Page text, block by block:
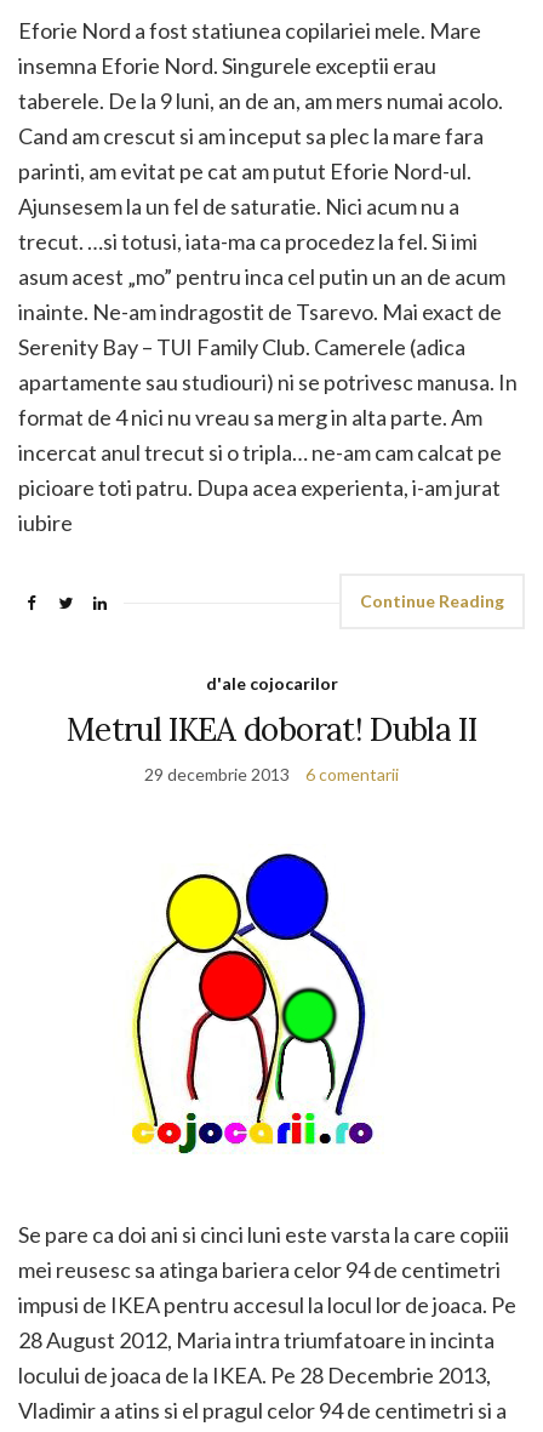
Eforie Nord a fost statiunea copilariei mele. Mare
insemna Eforie Nord. Singurele exceptii erau
taberele. De la 9 luni, an de an, am mers numai acolo.
Cand am crescut si am inceput sa plec la mare fara
parinti, am evitat pe cat am putut Eforie Nord-ul.
Ajunsesem la un fel de saturatie. Nici acum nu a
trecut. …si totusi, iata-ma ca procedez la fel. Si imi
asum acest „mo” pentru inca cel putin un an de acum
inainte. Ne-am indragostit de Tsarevo. Mai exact de
Serenity Bay – TUI Family Club. Camerele (adica
apartamente sau studiouri) ni se potrivesc manusa. In
format de 4 nici nu vreau sa merg in alta parte. Am
incercat anul trecut si o tripla… ne-am cam calcat pe
picioare toti patru. Dupa acea experienta, i-am jurat
iubire
Continue Reading
d'ale cojocarilor
Metrul IKEA doborat! Dubla II
29 decembrie 2013 6 comentarii
Se pare ca doi ani si cinci luni este varsta la care copiii
mei reusesc sa atinga bariera celor 94 de centimetri
impusi de IKEA pentru accesul la locul lor de joaca. Pe
28 August 2012, Maria intra triumfatoare in incinta
locului de joaca de la IKEA. Pe 28 Decembrie 2013,
Vladimir a atins si el pragul celor 94 de centimetri si a